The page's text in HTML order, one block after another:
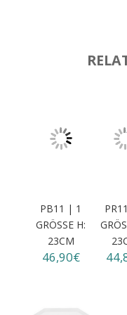
PB11 | 1
GRÖSSE H:
23CM
46,90€